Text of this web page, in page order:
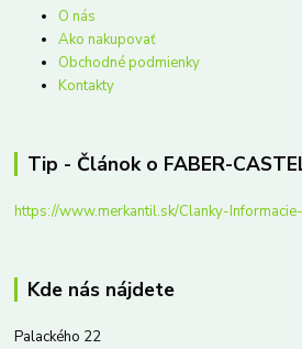
O nás
Ako nakupovať
Obchodné podmienky
Kontakty
Tip - Článok o FABER-
https://www.merkantil.sk/Clanky-
Kde nás nájdete
Palackého 22